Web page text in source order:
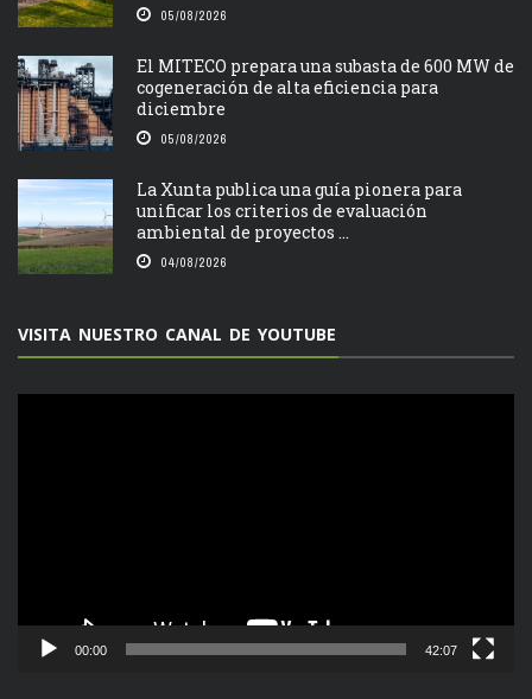
05/08/2026
El MITECO prepara una subasta de 600 MW de
cogeneración de alta eficiencia para
diciembre
05/08/2026
La Xunta publica una guía pionera para
unificar los criterios de evaluación
ambiental de proyectos ...
04/08/2026
VISITA NUESTRO CANAL DE YOUTUBE
00:00 42:07